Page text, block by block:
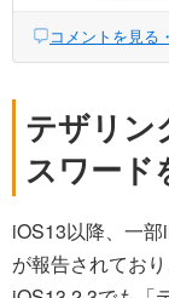
コメントを見る
テザリン
スワード
iOS13以降、一
が報告されてお